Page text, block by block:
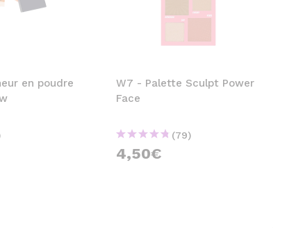
en poudre
W7 - Palette Sculpt Power
Face
(79)
4,50€